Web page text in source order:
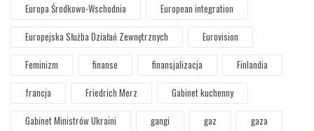
Europa Środkowo-Wschodnia
European integration
Europejska Służba Działań Zewnętrznych
Eurovision
Feminizm
finanse finansjalizacja
Finlandia
francja
Friedrich Merz
Gabinet kuchenny
Gabinet Ministrów Ukraini
gangi gaz
gaza